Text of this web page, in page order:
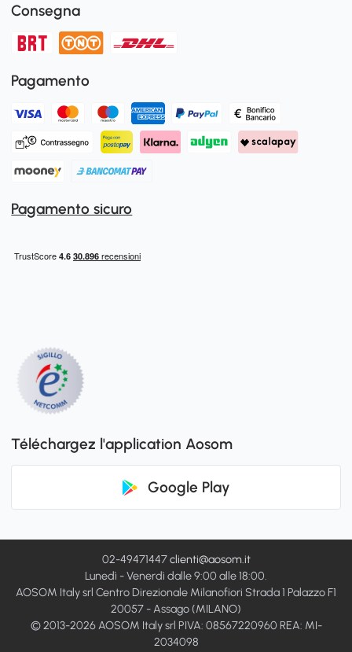
Consegna
Pagamento
Pagamento sicuro
Téléchargez l'application Aosom
Google Play
02-49471447clienti@aosom.it
Lunedì - Venerdì dalle 9:00 alle 18:00.
AOSOM Italy srl Centro Direzionale Milanofiori Strada 1 Palazzo F1
20057 - Assago (MILANO)
© 2013-2026 AOSOM Italy srl PIVA: 08567220960 REA: MI-
2034098